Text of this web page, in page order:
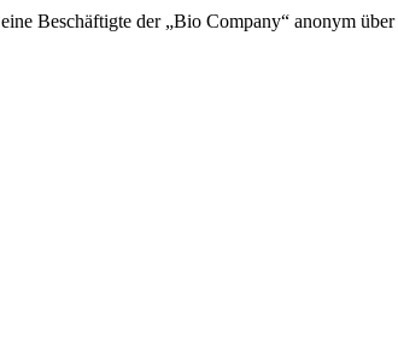
Beschäftigte der „Bio Company“ anonym